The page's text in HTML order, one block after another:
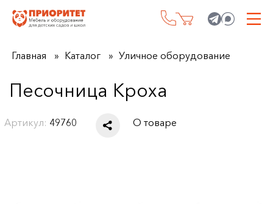
Главная Каталог Уличное оборудование
Песочница Кроха
Артикул: 49760 О товаре